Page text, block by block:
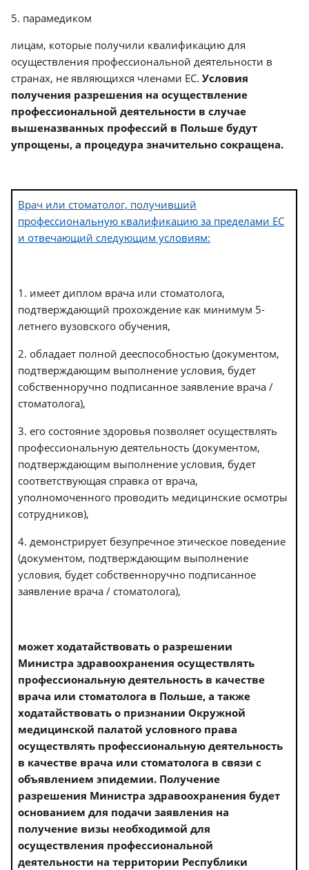
5. парамедиком
лицам, которые получили квалификацию для
осуществления профессиональной деятельности в
странах, не являющихся членами ЕС.Условия
получения разрешения на осуществление
профессиональной деятельности в случае
вышеназванных профессий в Польше будут
упрощены, а процедура значительно сокращена.
Врач или стоматолог, получивший
профессиональную квалификацию за пределами ЕС
и отвечающий следующим условиям:
1. имеет диплом врача или стоматолога,
подтверждающий прохождение как минимум 5-
летнего вузовского обучения,
2. обладает полной дееспособностью (документом,
подтверждающим выполнение условия, будет
собственноручно подписанное заявление врача /
стоматолога),
3. его состояние здоровья позволяет осуществлять
профессиональную деятельность (документом,
подтверждающим выполнение условия, будет
соответствующая справка от врача,
уполномоченного проводить медицинские осмотры
сотрудников),
4. демонстрирует безупречное этическое поведение
(документом, подтверждающим выполнение
условия, будет собственноручно подписанное
заявление врача / стоматолога),
может ходатайствовать о разрешении
Министра здравоохранения осуществлять
профессиональную деятельность в качестве
врача или стоматолога в ​​Польше, а также
ходатайствовать о признании Окружной
медицинской палатой условного права
осуществлять профессиональную деятельность
в качестве врача или стоматолога в связи с
объявлением эпидемии. Получение
разрешения Министра здравоохранения будет
основанием для подачи заявления на
получение визы необходимой для
осуществления профессиональной
деятельности на территории Республики